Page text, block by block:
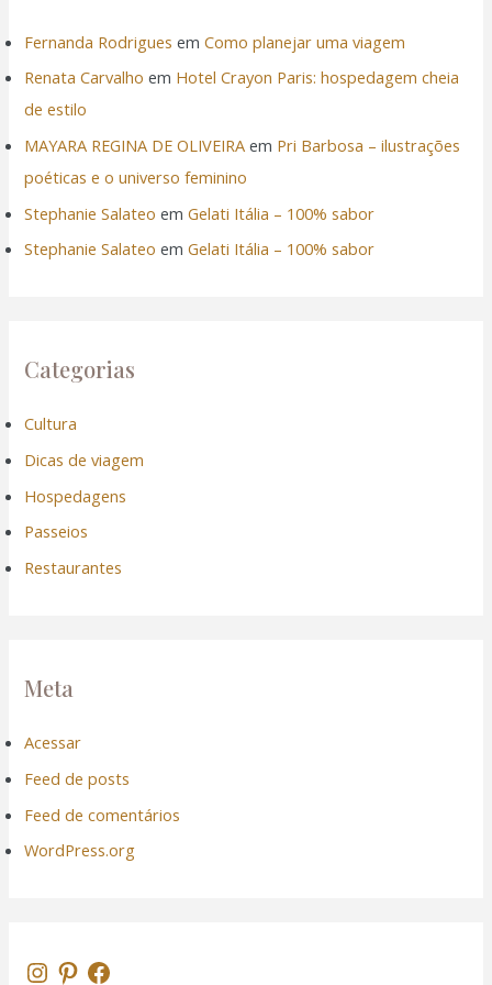
Fernanda Rodrigues emComo planejar uma viagem
Renata Carvalho em Hotel Crayon Paris: hospedagem cheia
de estilo
MAYARA REGINA DE OLIVEIRA em Pri Barbosa – ilustrações
poéticas e o universo feminino
Stephanie Salateo emGelati Itália – 100% sabor
Stephanie Salateo emGelati Itália – 100% sabor
Categorias
Cultura
Dicas de viagem
Hospedagens
Passeios
Restaurantes
Meta
Acessar
Feed de posts
Feed de comentários
WordPress.org